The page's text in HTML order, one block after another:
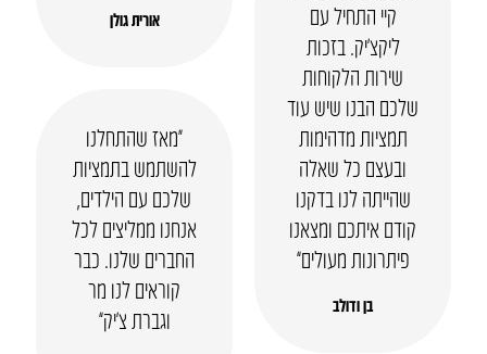
אורית גולן
קיי התחיל עם
ליקצ’יק. בזכות
שירות הלקוחות
שלכם הבנו שיש עוד
תמציות מדהימות
ובעצם כל שאלה
שהייתה לנו בדקנו
קודם איתכם ומצאנו
פיתרונות מעולים”
בן ודולב
“מאז שהתחלנו
להשתמש בתמציות
שלכם עם הילדים,
אנחנו ממליצים לכל
החברים שלנו. כבר
קוראים לנו מר
וגברת צ’יק”